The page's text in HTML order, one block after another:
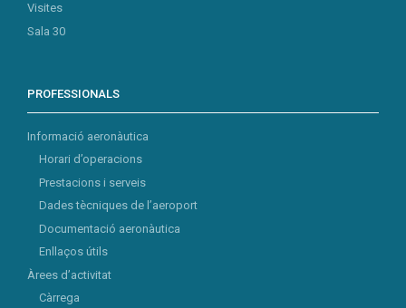
Visites
Sala 30
PROFESSIONALS
Informació aeronàutica
Horari d’operacions
Prestacions i serveis
Dades tècniques de l’aeroport
Documentació aeronàutica
Enllaços útils
Àrees d’activitat
Càrrega